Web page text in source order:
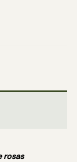
rosas